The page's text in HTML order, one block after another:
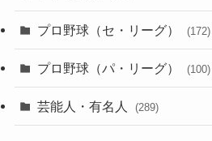
プロ野球（セ・リーグ） (172)
プロ野球（パ・リーグ） (100)
芸能人・有名人 (289)